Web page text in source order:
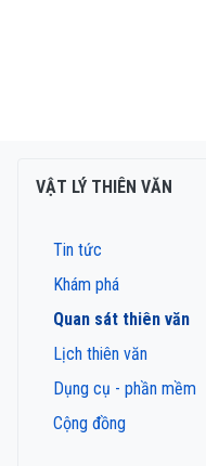
VẬT LÝ THIÊN VĂN
Tin tức
Khám phá
Quan sát thiên văn
Lịch thiên văn
Dụng cụ - phần mềm
Cộng đồng